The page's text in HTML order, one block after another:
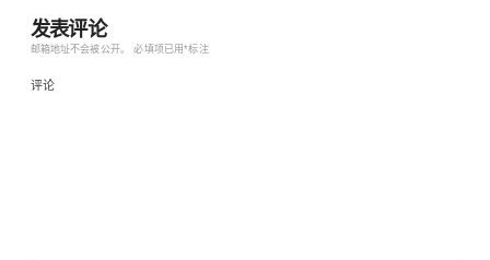
发表评论
邮箱地址不会被公开。 必填项已用*标注
评论